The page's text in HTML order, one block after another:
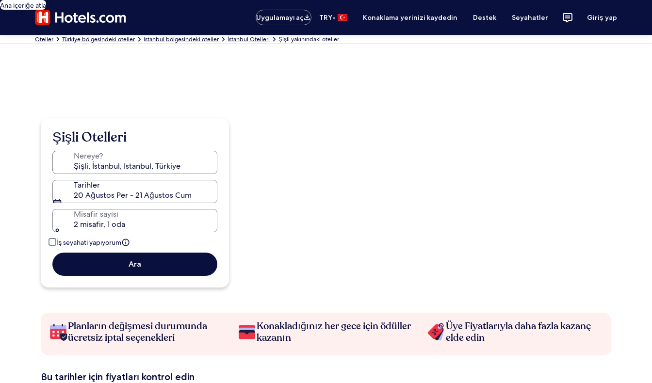
Ana içeriğe atla
Uygulamayı aç
TRY• Konaklama yerinizi kaydedin Destek Seyahatler Giriş yap
Oteller Türkiye bölgesindeki oteller Istanbul bölgesindeki oteller İstanbul Otelleri Şişli yakınındaki oteller
Şişli Otelleri
Nereye?
Tarihler
20 Ağustos Per - 21 Ağustos Cum
Misafir sayısı
2 misafir, 1 oda
İş seyahati yapıyorum
Ara
Planların değişmesi durumunda
ücretsiz iptal seçenekleri
Konakladığınız her gece için ödüller
kazanın
Üye Fiyatlarıyla daha fazla kazanç
elde edin
Bu tarihler için fiyatları kontrol edin